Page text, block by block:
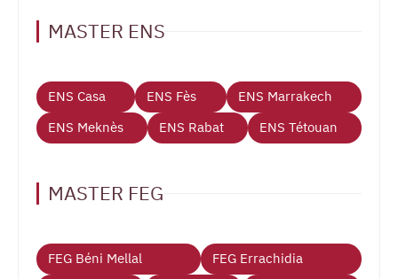
MASTER ENS
ENS Casa ENS Fès
ENS Marrakech
ENS Meknès
ENS Rabat ENS Tétouan
MASTER FEG
FEG Béni Mellal
FEG Errachidia